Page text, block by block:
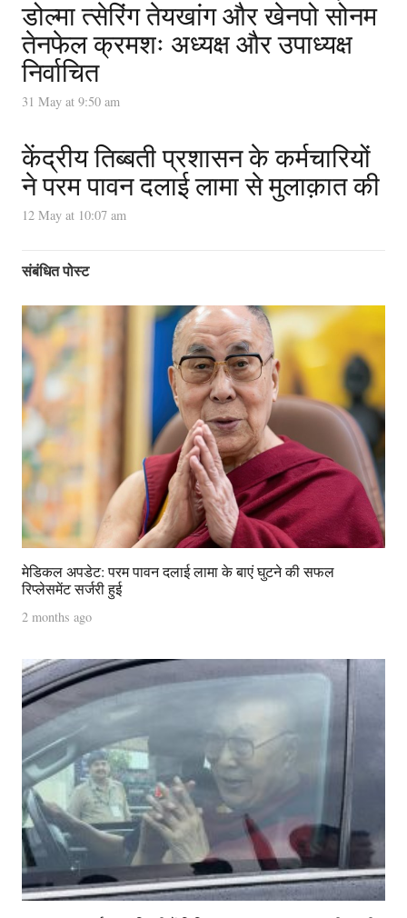
डोल्मा त्सेरिंग तेयखांग और खेनपो सोनम
तेनफेल क्रमशः अध्यक्ष और उपाध्यक्ष
निर्वाचित
31 May at 9:50 am
केंद्रीय तिब्बती प्रशासन के कर्मचारियों
ने परम पावन दलाई लामा से मुलाक़ात की
12 May at 10:07 am
संबंधित पोस्ट
मेडिकल अपडेट: परम पावन दलाई लामा के बाएं घुटने की सफल
रिप्लेसमेंट सर्जरी हुई
2 months ago